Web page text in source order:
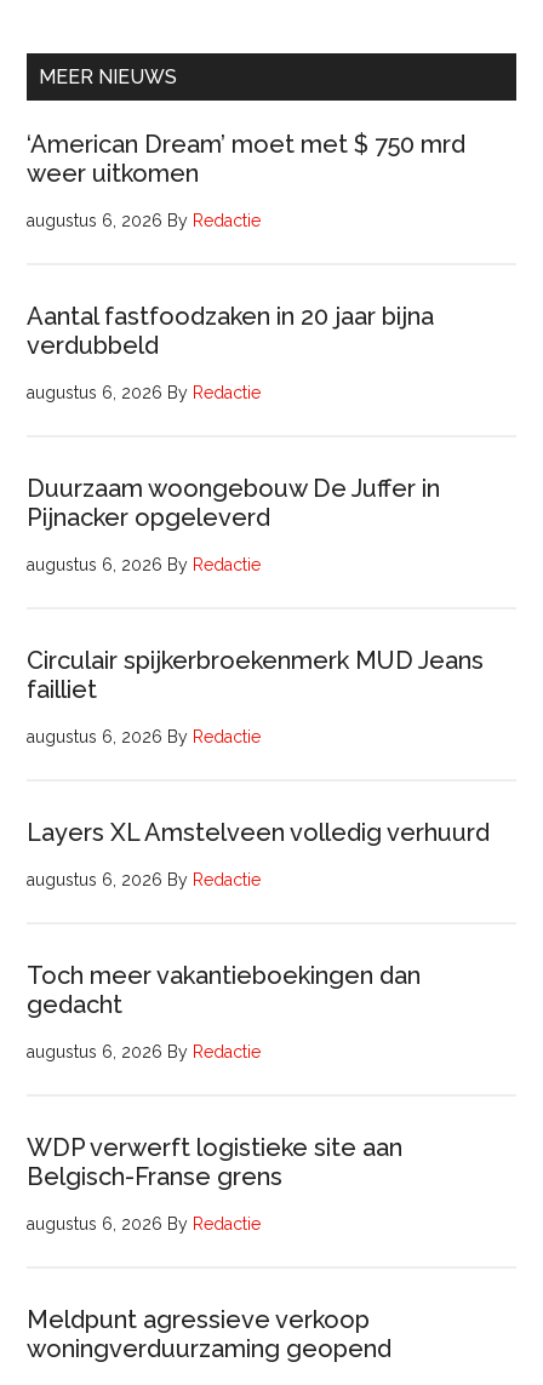
uur)
MEER NIEUWS
‘American Dream’ moet met $ 750 mrd
weer uitkomen
augustus 6, 2026 By Redactie
Aantal fastfoodzaken in 20 jaar bijna
verdubbeld
augustus 6, 2026 By Redactie
Duurzaam woongebouw De Juffer in
Pijnacker opgeleverd
augustus 6, 2026 By Redactie
Circulair spijkerbroekenmerk MUD Jeans
failliet
augustus 6, 2026 By Redactie
Layers XL Amstelveen volledig verhuurd
augustus 6, 2026 By Redactie
Toch meer vakantieboekingen dan
gedacht
augustus 6, 2026 By Redactie
WDP verwerft logistieke site aan
Belgisch-Franse grens
augustus 6, 2026 By Redactie
Meldpunt agressieve verkoop
woningverduurzaming geopend